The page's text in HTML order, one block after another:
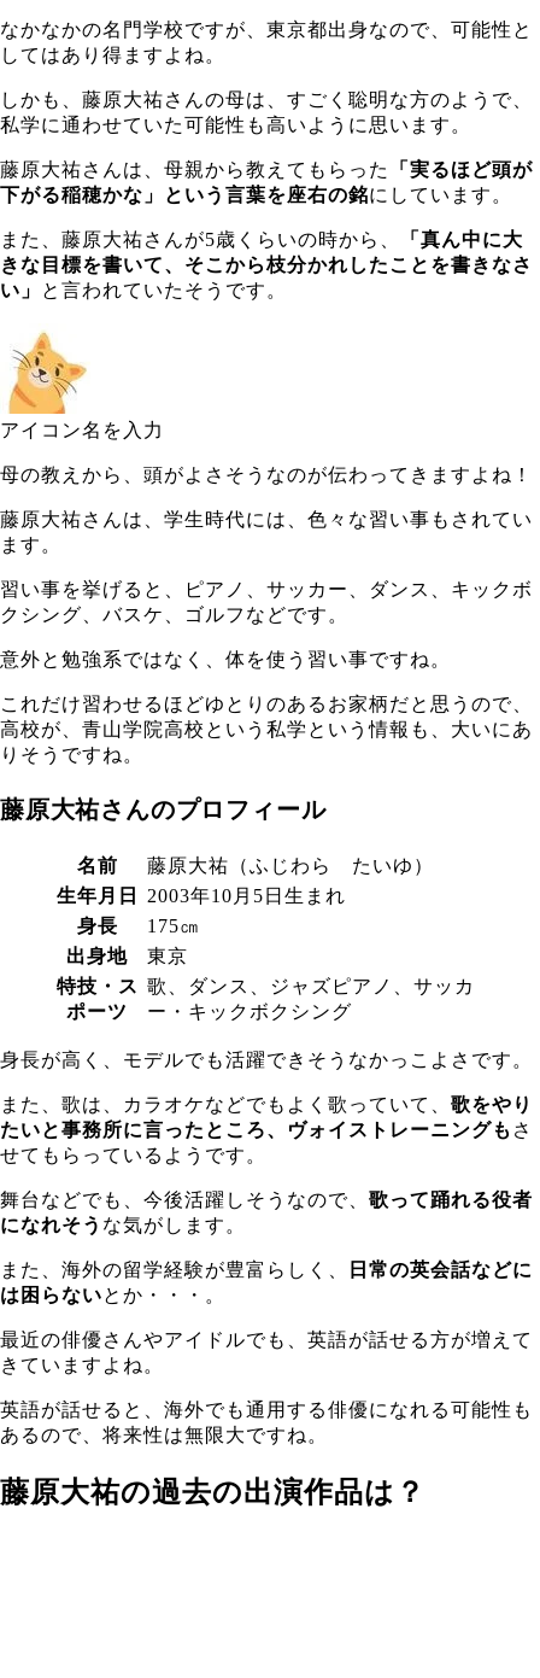
なかなかの名門学校ですが、東京都出身なので、可能性と
してはあり得ますよね。
しかも、藤原大祐さんの母は、すごく聡明な方のようで、
私学に通わせていた可能性も高いように思います。
藤原大祐さんは、母親から教えてもらった
「実るほど頭が
下がる稲穂かな」という言葉を座右の銘にしています。
また、藤原大祐さんが5歳くらいの時から、
「真ん中に大
きな目標を書いて、そこから枝分かれしたことを書きなさ
い」
と言われていたそうです。
アイコン名を入力
母の教えから、頭がよさそうなのが伝わってきますよね！
藤原大祐さんは、学生時代には、色々な習い事もされてい
ます。
習い事を挙げると、ピアノ、サッカー、ダンス、キックボ
クシング、バスケ、ゴルフなどです。
意外と勉強系ではなく、体を使う習い事ですね。
これだけ習わせるほどゆとりのあるお家柄だと思うので、
高校が、青山学院高校という私学という情報も、大いにあ
りそうですね。
藤原大祐さんのプロフィール
名前
藤原大祐（ふじわら たいゆ）
生年月日
2003年10月5日生まれ
身長
175㎝
出身地
東京
特技・ス
ポーツ
歌、ダンス、ジャズピアノ、サッカ
ー・キックボクシング
身長が高く、モデルでも活躍できそうなかっこよさです。
また、歌は、カラオケなどでもよく歌っていて、 歌をやり
たいと事務所に言ったところ、ヴォイストレーニングも さ
せてもらっているようです。
舞台などでも、今後活躍しそうなので、 歌って踊れる役者
になれそう な気がします。
また、海外の留学経験が豊富らしく、
日常の英会話などに
は困らないとか・・・。
最近の俳優さんやアイドルでも、英語が話せる方が増えて
きていますよね。
英語が話せると、海外でも通用する俳優になれる可能性も
あるので、将来性は無限大ですね。
藤原大祐の過去の出演作品は？